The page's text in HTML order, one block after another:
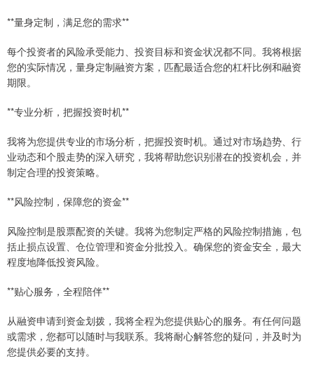
**量身定制，满足您的需求**
每个投资者的风险承受能力、投资目标和资金状况都不同。我将根据
您的实际情况，量身定制融资方案，匹配最适合您的杠杆比例和融资
期限。
**专业分析，把握投资时机**
我将为您提供专业的市场分析，把握投资时机。通过对市场趋势、行
业动态和个股走势的深入研究，我将帮助您识别潜在的投资机会，并
制定合理的投资策略。
**风险控制，保障您的资金**
风险控制是股票配资的关键。我将为您制定严格的风险控制措施，包
括止损点设置、仓位管理和资金分批投入。确保您的资金安全，最大
程度地降低投资风险。
**贴心服务，全程陪伴**
从融资申请到资金划拨，我将全程为您提供贴心的服务。有任何问题
或需求，您都可以随时与我联系。我将耐心解答您的疑问，并及时为
您提供必要的支持。